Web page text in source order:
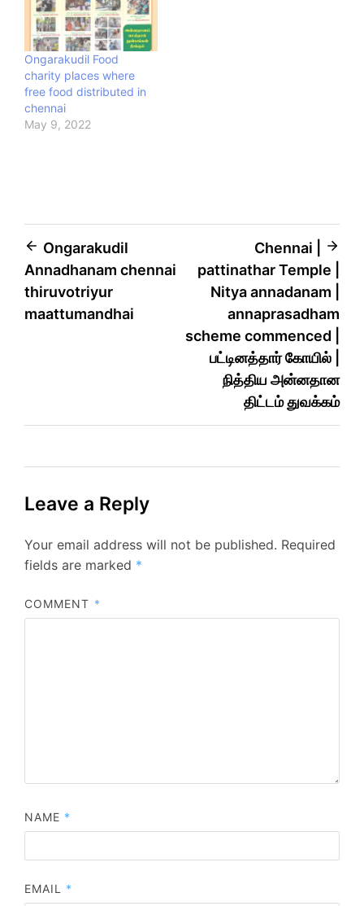
Ongarakudil Food
charity places where
free food distributed in
chennai
May 9, 2022
Ongarakudil
Annadhanam chennai
thiruvotriyur
maattumandhai
Chennai |
pattinathar Temple |
Nitya annadanam |
annaprasadham
scheme commenced |
பட்டினத்தார் கோயில் |
நித்திய அன்னதான
திட்டம் துவக்கம்
Leave a Reply
Your email address will not be published. Required
fields are marked *
COMMENT *
NAME *
EMAIL *